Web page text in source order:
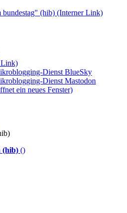
bundestag" (hib) (Interner Link)
Link)
Dienst BlueSky
Dienst Mastodon
ein neues Fenster)
(hib) ()